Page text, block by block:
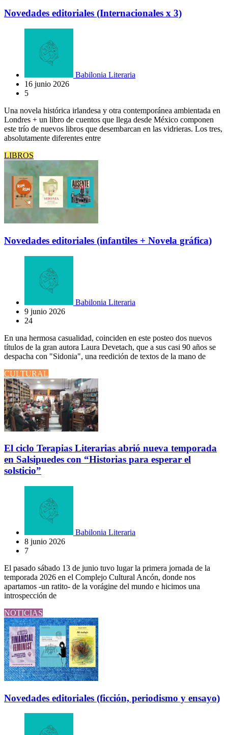
Novedades editoriales (Internacionales x 3)
Babilonia Literaria
16 junio 2026
5
Una novela histórica irlandesa y otra contemporánea ambientada en
Londres + un libro de cuentos que llega desde México componen
este trío de nuevos libros que desembarcan en las vidrieras. Los tres,
absolutamente diferentes entre
LIBROS
Novedades editoriales (infantiles + Novela gráfica)
Babilonia Literaria
9 junio 2026
24
En una hermosa casualidad, coinciden en este posteo dos nuevos
títulos de la gran autora Laura Devetach, que a sus casi 90 años se
despacha con "Sidonia", una reedición de textos de la mano de
CULTURAL
El ciclo Terapias Literarias abrió nueva temporada
en Salsipuedes con “Historias para esperar el
solsticio”
Babilonia Literaria
8 junio 2026
7
El pasado sábado 13 de junio tuvo lugar la primera jornada de la
temporada 2026 en el Complejo Cultural Ancón, donde nos
apartamos -un ratito- de la vorágine del mundo e hicimos una
introspección de
NOTICIAS
Novedades editoriales (ficción, periodismo y ensayo)